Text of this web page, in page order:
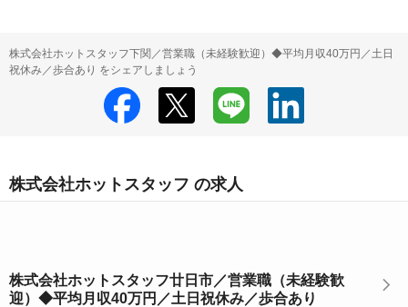
株式会社ホットスタッフ下関／営業職（未経験歓迎）◆平均月収40万円／土日
祝休み／歩合あり をシェアしましょう
株式会社ホットスタッフ の求人
株式会社ホットスタッフ廿日市／営業職（未経験歓
迎）◆平均月収40万円／土日祝休み／歩合あり